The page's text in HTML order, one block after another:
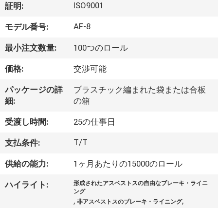
私
達
つ
い
て
工
場
旅
証明: ISO9001
モデル番号: AF-8
最小注文数量: 100つのロール
価格: 交渉可能
パッケージの詳
細:
プラスチック編まれた袋または合板
の箱
受渡し時間: 25の仕事日
支払条件: T/T
供給の能力: 1ヶ月あたりの15000のロール
ハイライト:
形成されたアスベストスの自由なブレーキ・ライニ
ング
,非アスベストスのブレーキ・ライニング,